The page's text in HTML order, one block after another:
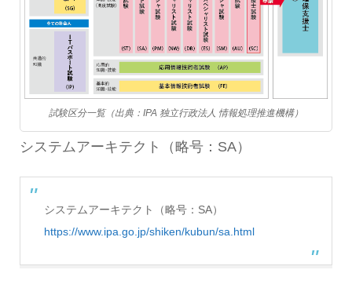
試験区分一覧（出典：IPA 独立行政法人 情報処理推進機構）
システムアーキテクト（略号：SA）
システムアーキテクト（略号：SA）
https://www.ipa.go.jp/shiken/kubun/sa.html